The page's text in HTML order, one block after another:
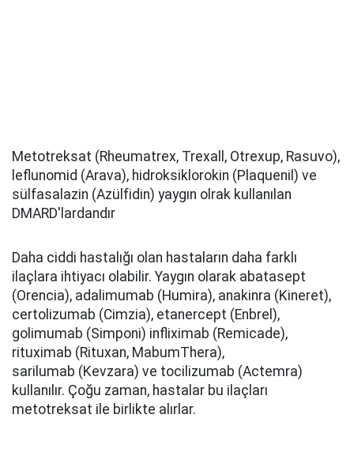
Metotreksat (Rheumatrex, Trexall, Otrexup, Rasuvo),
leflunomid (Arava), hidroksiklorokin (Plaquenil) ve
sülfasalazin (Azülfidin) yaygın olrak kullanılan
DMARD'lardandır
Daha ciddi hastalığı olan hastaların daha farklı
ilaçlara ihtiyacı olabilir. Yaygın olarak abatasept
(Orencia), adalimumab (Humira), anakinra (Kineret),
certolizumab (Cimzia), etanercept (Enbrel),
golimumab (Simponi) infliximab (Remicade),
rituximab (Rituxan, MabumThera),
sarilumab (Kevzara) ve tocilizumab (Actemra)
kullanılır. Çoğu zaman, hastalar bu ilaçları
metotreksat ile birlikte alırlar.